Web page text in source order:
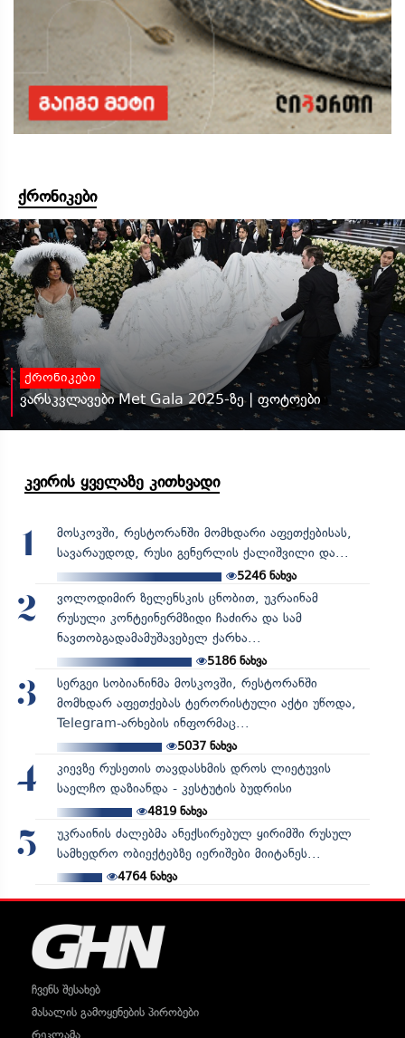
ქრონიკები
ქრონიკები
ვარსკვლავები Met Gala 2025-ზე | ფოტოები
კვირის ყველაზე კითხვადი
1
მოსკოვში, რესტორანში მომხდარი აფეთქებისას,
სავარაუდოდ, რუსი გენერლის ქალიშვილი და...
5246ნახვა
2
ვოლოდიმირ ზელენსკის ცნობით, უკრაინამ
რუსული კონტეინერმზიდი ჩაძირა და სამ
ნავთობგადამამუშავებელ ქარხა...
5186ნახვა
3
სერგეი სობიანინმა მოსკოვში, რესტორანში
მომხდარ აფეთქებას ტერორისტული აქტი უწოდა,
Telegram-არხების ინფორმაც...
5037ნახვა
4
კიევზე რუსეთის თავდასხმის დროს ლიეტუვის
საელჩო დაზიანდა - კესტუტის ბუდრისი
4819ნახვა
5
უკრაინის ძალებმა ანექსირებულ ყირიმში რუსულ
სამხედრო ობიექტებზე იერიშები მიიტანეს...
4764ნახვა
ჩვენს შესახებ
მასალის გამოყენების პირობები
რეკლამა